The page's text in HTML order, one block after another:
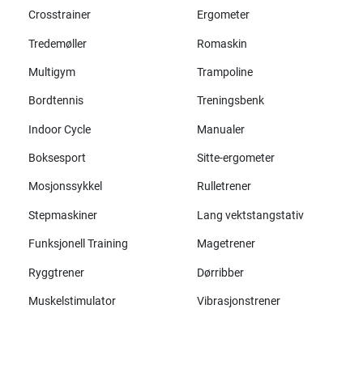
Crosstrainer
Ergometer
Tredemøller Romaskin
Multigym Trampoline
Bordtennis Treningsbenk
Indoor Cycle Manualer
Boksesport Sitte-ergometer
Mosjonssykkel Rulletrener
Stepmaskiner Lang vektstangstativ
Funksjonell Training Magetrener
Ryggtrener Dørribber
Muskelstimulator Vibrasjonstrener